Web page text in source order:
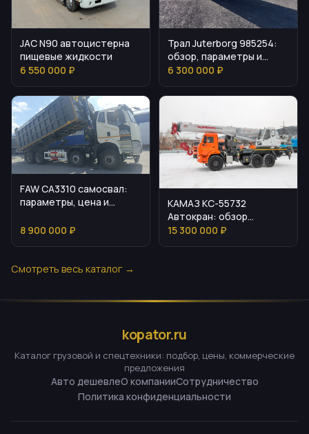
JAC N90 автоцистерна
пищевые жидкости
6 550 000 ₽
Трал Juterborg 985254:
обзор, параметры и
особенности
6 300 000 ₽
FAW CA3310 самосвал:
параметры, цена и
нюансы
8 900 000 ₽
КАМАЗ КС-55732
Автокран: обзор
возможностей и
15 300 000 ₽
Смотреть весь каталог →
kopator.ru
Каталог грузовой и спецтехники: подбор, цены, коммерческие
предложения
Авто дешевлеО компанииСотрудничество
Политика конфиденциальности